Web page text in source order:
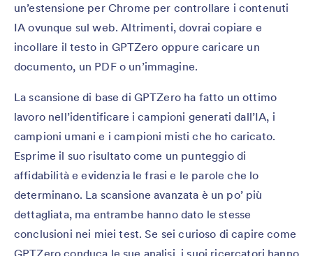
un’estensione per Chrome per controllare i contenuti
IA ovunque sul web. Altrimenti, dovrai copiare e
incollare il testo in GPTZero oppure caricare un
documento, un PDF o un’immagine.
La scansione di base di GPTZero ha fatto un ottimo
lavoro nell’identificare i campioni generati dall’IA, i
campioni umani e i campioni misti che ho caricato.
Esprime il suo risultato come un punteggio di
affidabilità e evidenzia le frasi e le parole che lo
determinano. La scansione avanzata è un po’ più
dettagliata, ma entrambe hanno dato le stesse
conclusioni nei miei test. Se sei curioso di capire come